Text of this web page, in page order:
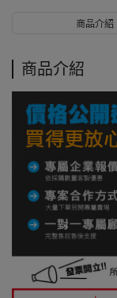
商品介紹
商品介紹